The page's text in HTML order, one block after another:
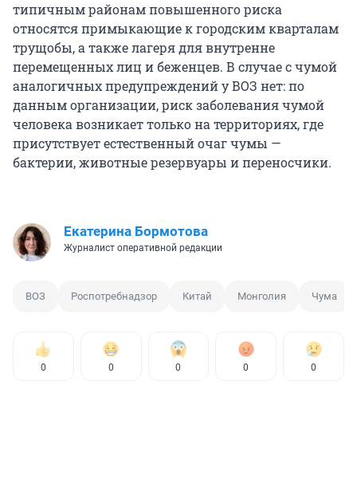
типичным районам повышенного риска
относятся примыкающие к городским кварталам
трущобы, а также лагеря для внутренне
перемещенных лиц и беженцев. В случае с чумой
аналогичных предупреждений у ВОЗ нет: по
данным организации, риск заболевания чумой
человека возникает только на территориях, где
присутствует естественный очаг чумы —
бактерии, животные резервуары и переносчики.
Екатерина Бормотова
Журналист оперативной редакции
ВОЗ Роспотребнадзор Китай Монголия Чума
0 0 0 0 0